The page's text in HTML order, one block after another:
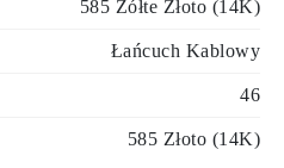
585 Żółte Złoto (14K)
Łańcuch Kablowy
46
585 Złoto (14K)